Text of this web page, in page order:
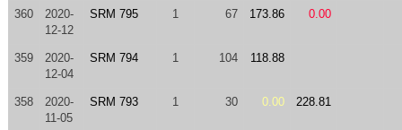
360
2020-
12-12
SRM 795 1 67 173.86 0.00
359
2020-
12-04
SRM 794 1 104 118.88
358
2020-
11-05
SRM 793 1 30 0.00 228.81